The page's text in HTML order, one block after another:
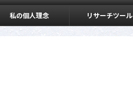
私の個人理念 リサーチツール